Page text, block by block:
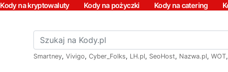
Kody na kryptowaluty Kody na pożyczki Kody na catering
Smartney, Vivigo, Cyber_Folks, LH.pl, SeoHost, Nazwa.pl, WOT,